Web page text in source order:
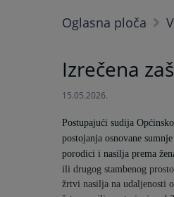
Oglasna ploča
Izrečena
15.05.2026.
Postupajući sudija
postojanja osnovane
porodici i nasilja prema
ili drugog stambenog
žrtvi nasilja na udaljenosti